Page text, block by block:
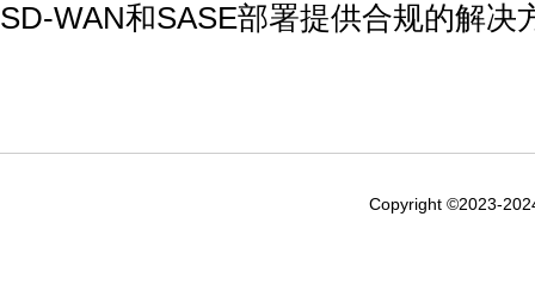
SD-WAN和SASE部署提供合规的解决
Copyright ©2023-